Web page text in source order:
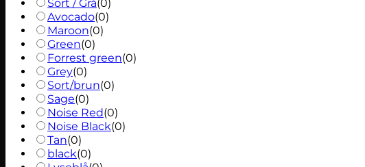
Sort / Grå(0)
Avocado(0)
Maroon(0)
Green(0)
Forrest green(0)
Grey(0)
Sort/brun(0)
Sage(0)
Noise Red(0)
Noise Black(0)
Tan(0)
black(0)